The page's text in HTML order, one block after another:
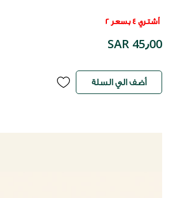
أشتري 4 بسعر 2
SAR 45٫00
أضف الي السلة